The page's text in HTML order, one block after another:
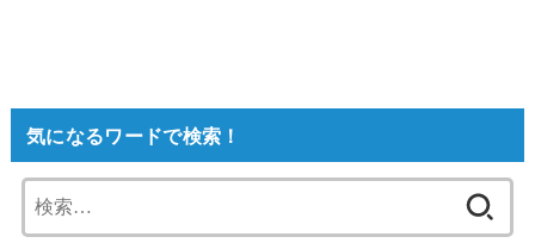
気になるワードで検索！
索: